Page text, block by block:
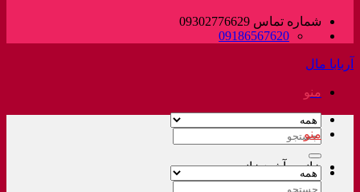
شماره تماس 09302776629
09186567620
آربابا مال
منو
جستجو
خانه و آشپزخانه
لوازم خانگی غیر برقی
منو
جستجو